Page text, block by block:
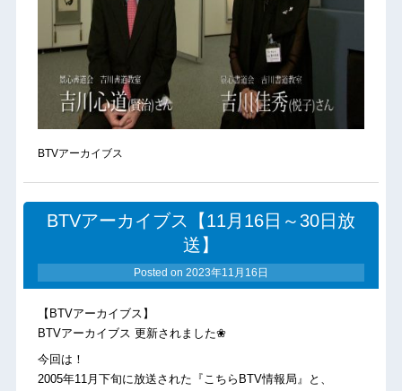
BTVアーカイブス
BTVアーカイブス【11月16日～30日放
送】
Posted on 2023年11月16日
【BTVアーカイブス】
BTVアーカイブス 更新されました❀
今回は！
2005年11月下旬に放送された『こちらBTV情報局』と、